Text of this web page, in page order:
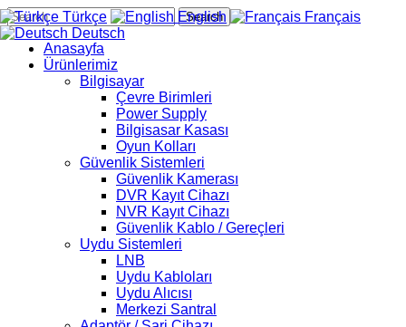
Search
Anasayfa
Ürünlerimiz
Bilgisayar
Çevre Birimleri
Power Supply
Bilgisasar Kasası
Oyun Kolları
Güvenlik Sistemleri
Güvenlik Kamerası
DVR Kayıt Cihazı
NVR Kayıt Cihazı
Güvenlik Kablo / Gereçleri
Uydu Sistemleri
LNB
Uydu Kabloları
Uydu Alıcısı
Merkezi Santral
Türkçe English
Français
Deutsch